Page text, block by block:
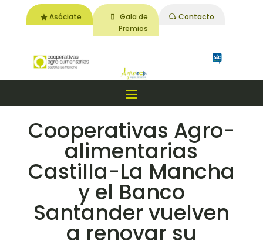
Asóciate
Gala de
Premios
Contacto
Cooperativas Agro-
alimentarias
Castilla-La Mancha
y el Banco
Santander vuelven
a renovar su